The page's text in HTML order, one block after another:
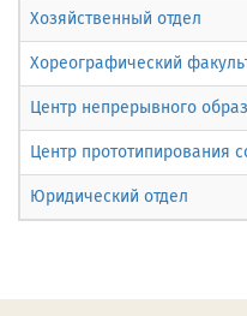
Хозяйственный отдел
Хореографический
Центр непрерывного
Центр прототипирования
Юридический отдел